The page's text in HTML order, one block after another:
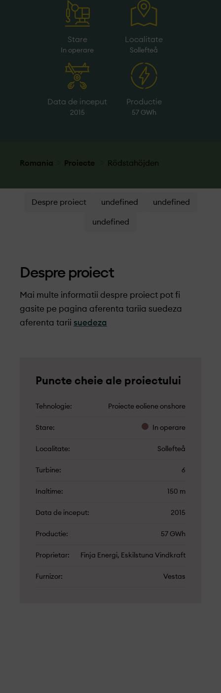
Stare
In operare
Localitate
Sollefteå
Data de inceput
2015
Productie
57 GWh
Romania Proiecte Rödstahöjden
Despre proiect undefined undefined
undefined
Despre proiect
Mai multe informatii despre proiect pot fi
gasite pe pagina aferenta tariia suedeza
aferenta tarii suedeza
Puncte cheie ale proiectului
Tehnologie Proiecte eoliene onshore
Stare In operare
Localitate Sollefteå
Turbine 6
Inaltime 150 m
Data de inceput 2015
Productie 57 GWh
Proprietar Finja Energi, Eskilstuna Vindkraft
Furnizor Vestas